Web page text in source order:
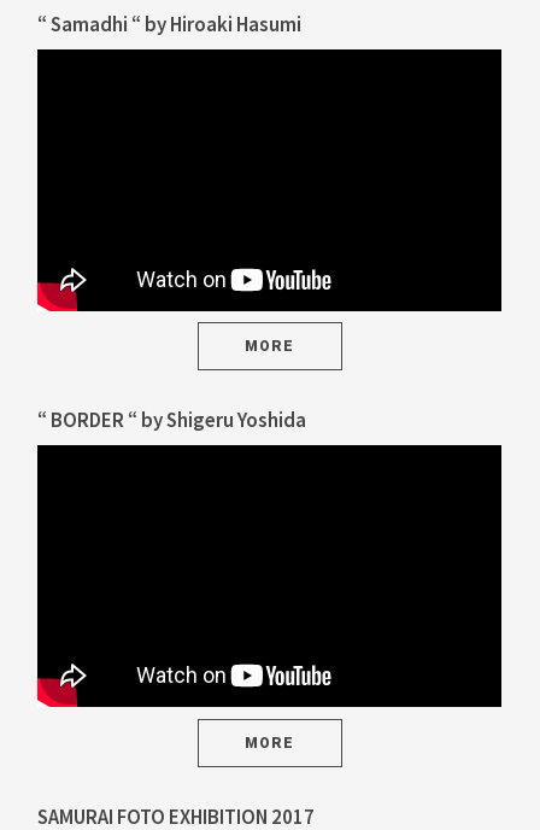
“ Samadhi “ by Hiroaki Hasumi
MORE
“ BORDER “ by Shigeru Yoshida
MORE
SAMURAI FOTO EXHIBITION 2017